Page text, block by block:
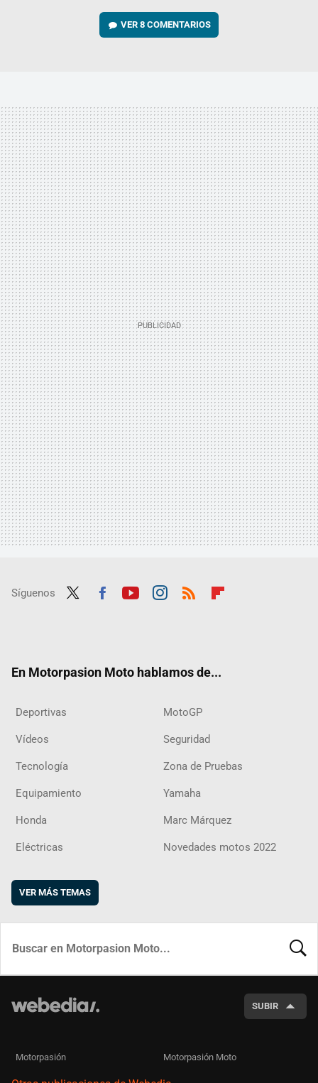
VER8 COMENTARIOS
Síguenos
En Motorpasion Moto hablamos de...
Deportivas MotoGP
Vídeos Seguridad
Tecnología Zona de Pruebas
Equipamiento Yamaha
Honda Marc Márquez
Eléctricas Novedades motos 2022
VER MÁS TEMAS
SUBIR
Motorpasión Motorpasión Moto